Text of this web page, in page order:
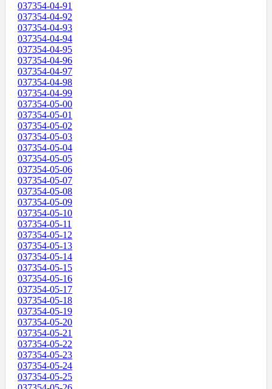
037354-04-91
037354-04-92
037354-04-93
037354-04-94
037354-04-95
037354-04-96
037354-04-97
037354-04-98
037354-04-99
037354-05-00
037354-05-01
037354-05-02
037354-05-03
037354-05-04
037354-05-05
037354-05-06
037354-05-07
037354-05-08
037354-05-09
037354-05-10
037354-05-11
037354-05-12
037354-05-13
037354-05-14
037354-05-15
037354-05-16
037354-05-17
037354-05-18
037354-05-19
037354-05-20
037354-05-21
037354-05-22
037354-05-23
037354-05-24
037354-05-25